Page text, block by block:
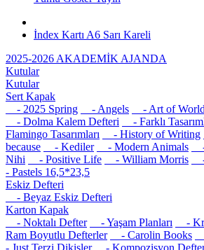
İndex Kartı A6 Sarı Kareli
2025-2026 AKADEMİK AJANDA
Kutular
Kutular
Sert Kapak
- 2025 Spring
- Angels - Art of World
- Dolma Kalem Defteri
- Farklı
Flamingo Tasarımları
- History of Writing
because
- Kediler - Modern Animals -
Nihi
- Positive Life - William Morris
-
- Pastels 16,5*23,5
Eskiz Defteri
- Beyaz Eskiz Defteri
Karton Kapak
- Noktalı Defter
- Yaşam Planları -
Ram Boyutlu Defterler
- Carolin Books
- Just Terzi Dikişler
- Kompozisyon